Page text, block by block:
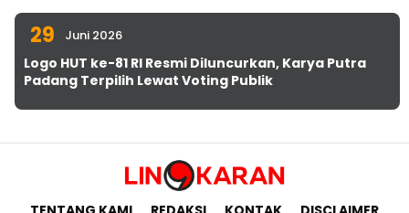
29 Juni 2026
Logo HUT ke-81 RI Resmi Diluncurkan, Karya Putra
Padang Terpilih Lewat Voting Publik